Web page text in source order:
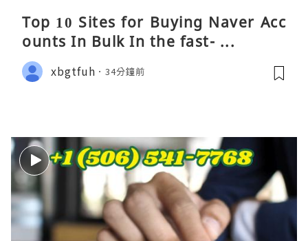
Top 10 Sites for Buying Naver Acc
ounts In Bulk In the fast- ...
xbgtfuh 34分鐘前